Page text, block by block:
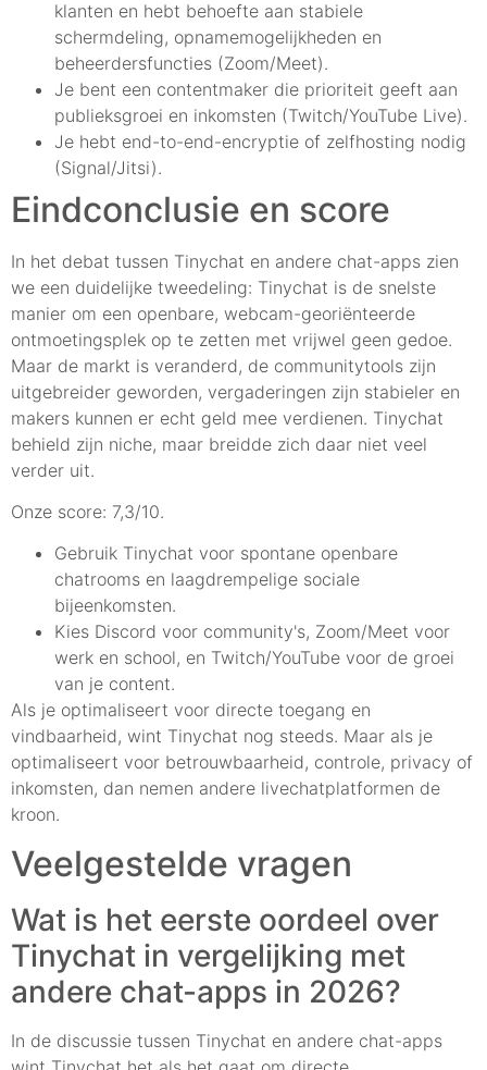
klanten en hebt behoefte aan stabiele
schermdeling, opnamemogelijkheden en
beheerdersfuncties (Zoom/Meet).
Je bent een contentmaker die prioriteit geeft aan
publieksgroei en inkomsten (Twitch/YouTube Live).
Je hebt end-to-end-encryptie of zelfhosting nodig
(Signal/Jitsi).
Eindconclusie en score
In het debat tussen Tinychat en andere chat-apps zien
we een duidelijke tweedeling: Tinychat is de snelste
manier om een openbare, webcam-georiënteerde
ontmoetingsplek op te zetten met vrijwel geen gedoe.
Maar de markt is veranderd, de communitytools zijn
uitgebreider geworden, vergaderingen zijn stabieler en
makers kunnen er echt geld mee verdienen. Tinychat
behield zijn niche, maar breidde zich daar niet veel
verder uit.
Onze score: 7,3/10.
Gebruik Tinychat voor spontane openbare
chatrooms en laagdrempelige sociale
bijeenkomsten.
Kies Discord voor community's, Zoom/Meet voor
werk en school, en Twitch/YouTube voor de groei
van je content.
Als je optimaliseert voor directe toegang en
vindbaarheid, wint Tinychat nog steeds. Maar als je
optimaliseert voor betrouwbaarheid, controle, privacy of
inkomsten, dan nemen andere livechatplatformen de
kroon.
Veelgestelde vragen
Wat is het eerste oordeel over
Tinychat in vergelijking met
andere chat-apps in 2026?
In de discussie tussen Tinychat en andere chat-apps